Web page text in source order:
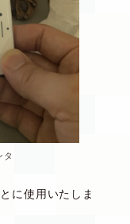
タ
に使用いたしま